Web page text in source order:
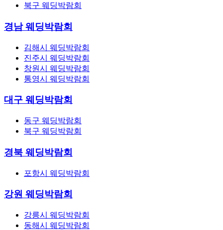
북구 웨딩박람회
경남 웨딩박람회
김해시 웨딩박람회
진주시 웨딩박람회
창원시 웨딩박람회
통영시 웨딩박람회
대구 웨딩박람회
동구 웨딩박람회
북구 웨딩박람회
경북 웨딩박람회
포항시 웨딩박람회
강원 웨딩박람회
강릉시 웨딩박람회
동해시 웨딩박람회